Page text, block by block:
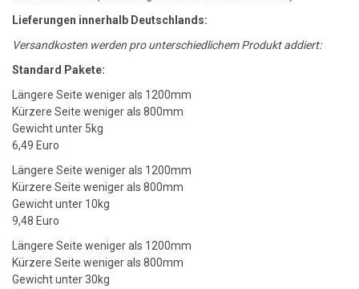
Lieferungen innerhalb Deutschlands:
Versandkosten werden pro unterschiedlichem Produkt addiert:
Standard Pakete:
Längere Seite weniger als 1200mm
Kürzere Seite weniger als 800mm
Gewicht unter 5kg
6,49 Euro
Längere Seite weniger als 1200mm
Kürzere Seite weniger als 800mm
Gewicht unter 10kg
9,48 Euro
Längere Seite weniger als 1200mm
Kürzere Seite weniger als 800mm
Gewicht unter 30kg